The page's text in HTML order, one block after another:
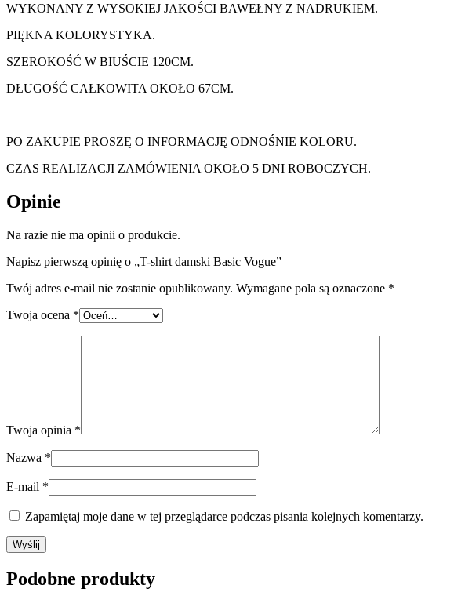
WYKONANY Z WYSOKIEJ JAKOŚCI BAWEŁNY Z NADRUKIEM.
PIĘKNA KOLORYSTYKA.
SZEROKOŚĆ W BIUŚCIE 120CM.
DŁUGOŚĆ CAŁKOWITA OKOŁO 67CM.
PO ZAKUPIE PROSZĘ O INFORMACJĘ ODNOŚNIE KOLORU.
CZAS REALIZACJI ZAMÓWIENIA OKOŁO 5 DNI ROBOCZYCH.
Opinie
Na razie nie ma opinii o produkcie.
Napisz pierwszą opinię o „T-shirt damski Basic Vogue”
Twój adres e-mail nie zostanie opublikowany. Wymagane pola są oznaczone *
Twoja ocena *
Twoja opinia *
Nazwa *
E-mail *
Zapamiętaj moje dane w tej przeglądarce podczas pisania kolejnych komentarzy.
Podobne produkty